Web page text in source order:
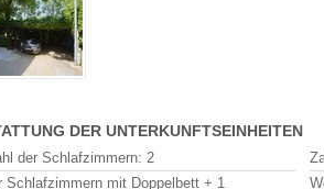
DER UNTERKUNFTSEINHEITEN
der Schlafzimmern: 2
Schlafzimmern mit Doppelbett + 1